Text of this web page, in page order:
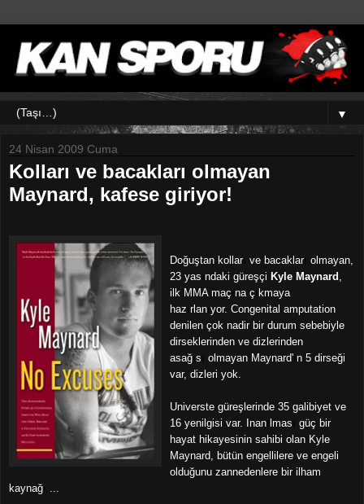
▼
24 Nisan 2009 Cuma
Kolları ve bacakları olmayan
Maynard, kafese giriyor!
Doğuştan kollar ve bacaklar olmayan,
23 yas ndaki güreşçi Kyle Maynard
ilk MMA maç na ç kmaya
haz rlan yor. Congenital amputation
denilen çok nadir bir durum sebebiyle
dirseklerinden ve dizlerinden
asağ s olmayan Maynard' n 5 dirseği
var, dizleri yok.
Universte güreşlerinde 35 galibiyet ve
16 yenilgisi var. Inan lmas güç bir
hayat hikayesinin sahibi olan Kyle
Maynard, bütün engellilere ve engeli
olduğunu zannedenlere bir ilham
kaynağ